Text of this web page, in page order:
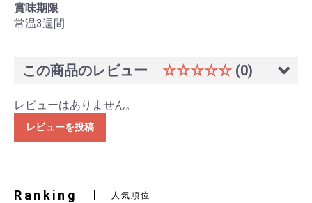
賞味期限
常温3週間
この商品のレビュー ☆☆☆☆☆ (0)
レビューはありません。
レビューを投稿
Ranking 人気順位